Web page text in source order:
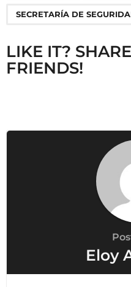
g
n
a
t
n
SECRETARÍA DE
LIKE IT?
FRIENDS!
Eloy